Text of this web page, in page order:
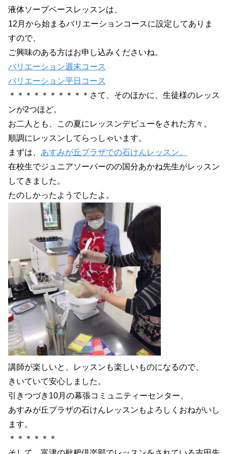
液体ソープベースレッスンは、
12月から始まるバリエーションコースに設定してありま
すので、
ご興味のある方はお申し込みくださいね。
バリエーション週末コース
バリエーション平日コース
＊＊＊＊＊＊＊＊＊＊さて、そのほかに、生徒様のレッス
ンが2つほど。
お二人とも、この夏にレッスンデビューをされた方々。
順調にレッスンしてらっしゃいます。
まずは、 あすみが丘プラザでの石けんレッスン。
在校生でジュニアソーパーのの国分あかね先生がレッスン
してきました。
たのしかったようでしたよ。
講師が楽しいと、レッスンも楽しいものになるので、
きいていて安心しました。
引きつづき10月の幕張コミュニティーセンター、
あすみが丘プラザの石けんレッスンもよろしくおねがいし
ます。
＊＊＊＊＊＊